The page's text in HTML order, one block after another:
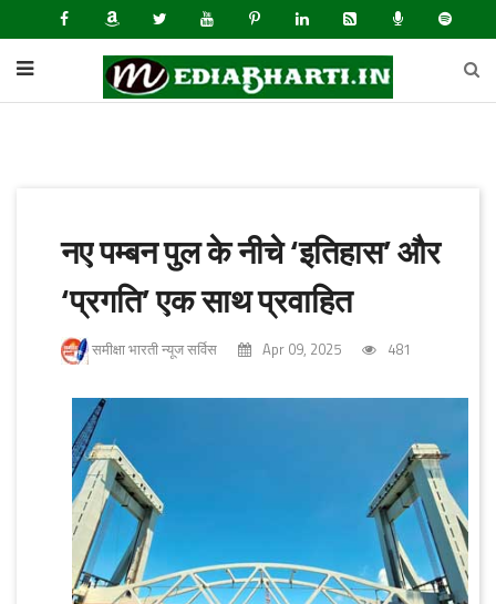
नए पम्बन पुल के नीचे ‘इतिहास’ और
‘प्रगति’ एक साथ प्रवाहित
समीक्षा भारती न्यूज सर्विस Apr 09, 2025 481